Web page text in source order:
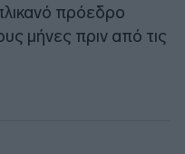
πρόεδρο
μήνες πριν από τις